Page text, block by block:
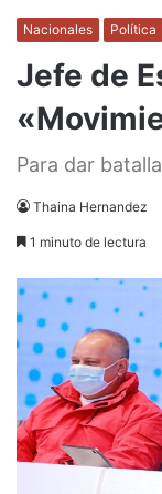
Nacionales Política
Jefe de
Para dar
Thaina Hernandez
1 minuto de lectura